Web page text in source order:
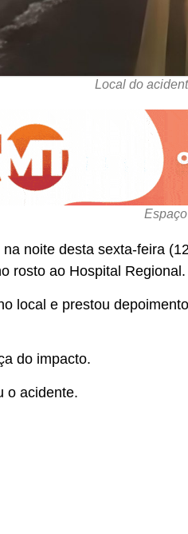
Local do
noite desta sexta-feira
rosto ao Hospital Regional.
local e prestou
do impacto.
o acidente.